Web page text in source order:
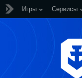
Игры Сервисы